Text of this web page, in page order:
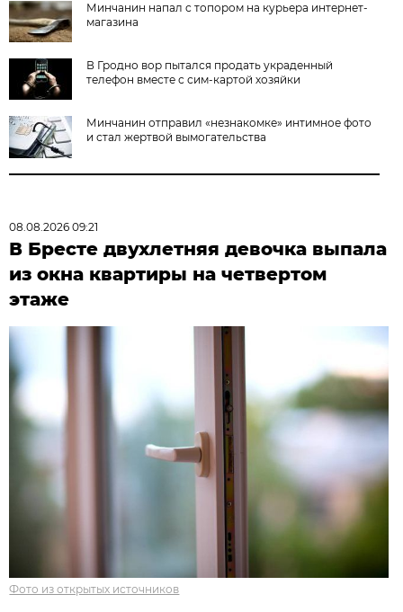
Минчанин напал с топором на курьера интернет-
магазина
В Гродно вор пытался продать украденный
телефон вместе с сим-картой хозяйки
Минчанин отправил «незнакомке» интимное фото
и стал жертвой вымогательства
08.08.2026 09:21
В Бресте двухлетняя девочка выпала
из окна квартиры на четвертом
этаже
Фото из открытых источников